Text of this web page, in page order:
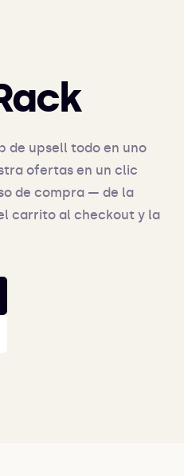
de upsell todo en uno
ofertas en un clic
de compra — de la
carrito al checkout y la